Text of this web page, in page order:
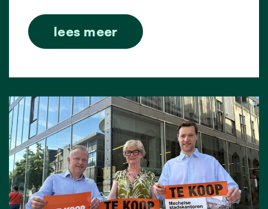
lees meer